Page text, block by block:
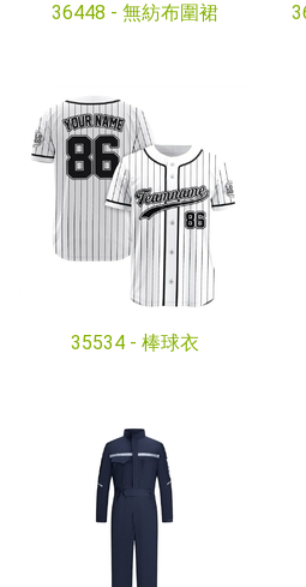
36448 - 無紡布圍裙
35534 - 棒球衣